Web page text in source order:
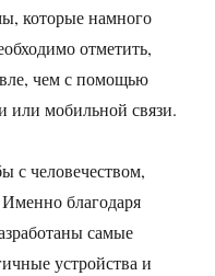
которые намного
отметить,
чем с помощью
или мобильной связи.
с человечеством,
благодаря
самые
устройства и